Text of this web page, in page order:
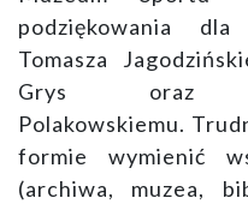
podziękowania
Tomasza
Grys oraz
Polakowskiemu.
formie wymienić
(archiwa, muzea,